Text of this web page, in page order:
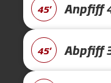
45' Anpfiff
45' Abpfiff